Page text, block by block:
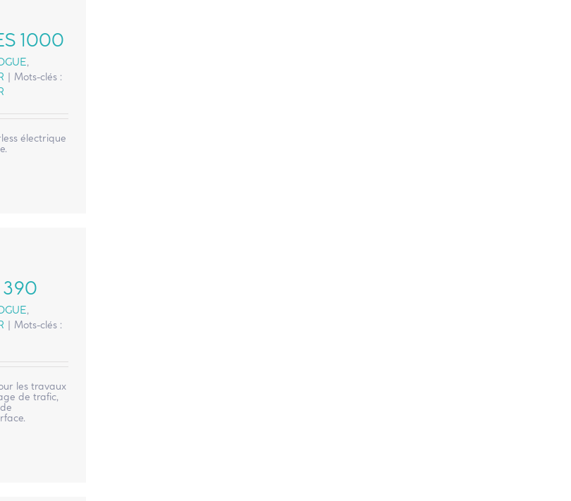
1000
,
Mots-clés :
électrique
390
,
Mots-clés :
les travaux
de trafic,